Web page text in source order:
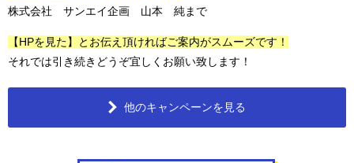
株式会社 サンエイ企画 山本 純まで
【HPを見た】とお伝え頂ければご案内がスムーズです！
それでは引き続きどうぞ宜しくお願い致します！
他のキャンペーンを見る